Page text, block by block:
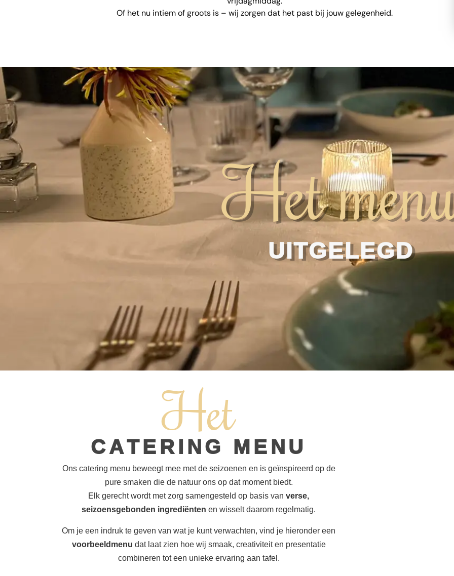
Of het nu intiem of groots is – wij zorgen dat het past bij jouw gelegenheid.
Het
UITGELEGD
Het
CATERING MENU
Ons catering menu beweegt mee met de seizoenen en is geïnspireerd op de
pure smaken die de natuur ons op dat moment biedt.
Elk gerecht wordt met zorg samengesteld op basis van verse,
seizoensgebonden ingrediënten en wisselt daarom regelmatig.
Om je een indruk te geven van wat je kunt verwachten, vind je hieronder een
voorbeeldmenu dat laat zien hoe wij smaak, creativiteit en presentatie
combineren tot een unieke ervaring aan tafel.